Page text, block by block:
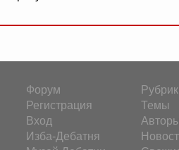
Форум
Регистрация
Вход
Изба-Дебатня
Темы
Авторы